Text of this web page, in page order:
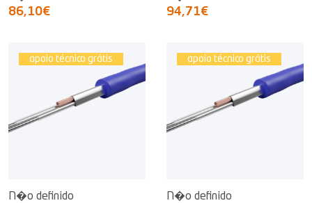
86,10€ 94,71€
apoio técnico grátis
N�o definido
apoio técnico grátis
N�o definido